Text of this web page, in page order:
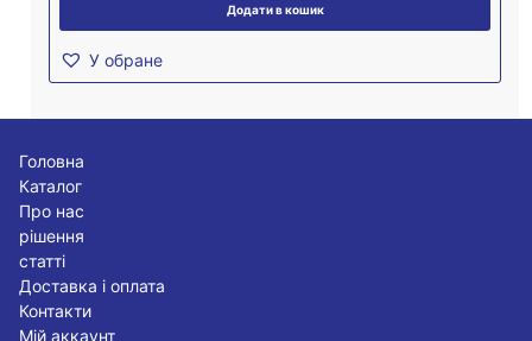
Додати в кошик
У обране
Головна
Каталог
Про нас
рішення
статті
Доставка і оплата
Контакти
Мій аккаунт